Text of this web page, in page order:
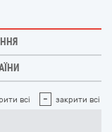
всі - закрити всі